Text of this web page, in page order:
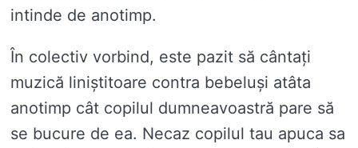
intinde de anotimp.
În colectiv vorbind, este pazit să cântați
muzică liniștitoare contra bebeluși atâta
anotimp cât copilul dumneavoastră pare să
se bucure de ea. Necaz copilul tau apuca sa